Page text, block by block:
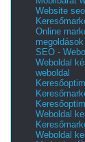
Website seo
Online
megoldások
SEO -
Weboldal
weboldal
Weboldal
Weboldal